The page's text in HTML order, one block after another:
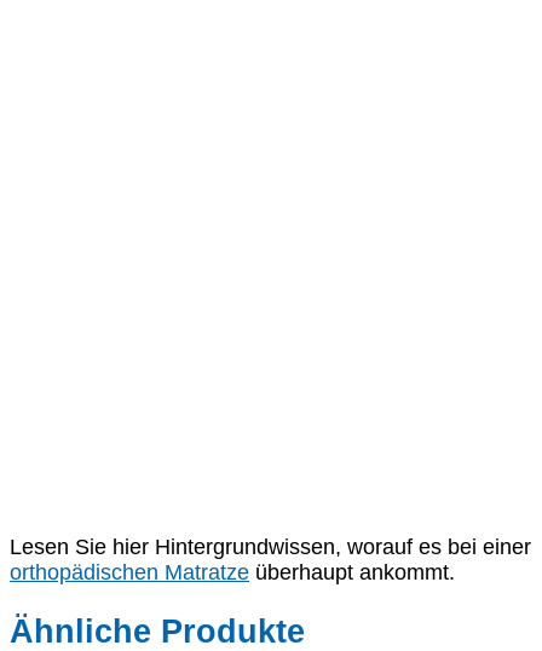
Lesen Sie hier Hintergrundwissen, worauf es bei einer
orthopädischen Matratze überhaupt ankommt.
Ähnliche Produkte